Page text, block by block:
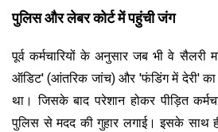
पुलिस और लेबर कोर्ट में पहुंची जंग
पूर्व कर्मचारियों के अनुसार जब भी वे
ऑडिट' (आंतरिक जांच) और 'फंडिंग में देरी' का
था। जिसके बाद परेशान होकर पीड़ित
पुलिस से मदद की गुहार लगाई। इसके साथ